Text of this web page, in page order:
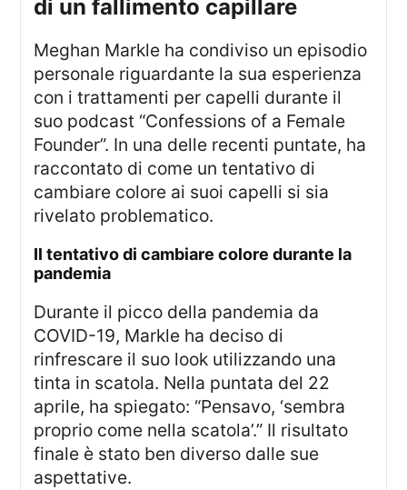
di un fallimento capillare
Meghan Markle ha condiviso un episodio
personale riguardante la sua esperienza
con i trattamenti per capelli durante il
suo podcast “Confessions of a Female
Founder”. In una delle recenti puntate, ha
raccontato di come un tentativo di
cambiare colore ai suoi capelli si sia
rivelato problematico.
il tentativo di cambiare colore durante la
pandemia
Durante il picco della pandemia da
COVID-19, Markle ha deciso di
rinfrescare il suo look utilizzando una
tinta in scatola. Nella puntata del 22
aprile, ha spiegato: “Pensavo, ‘sembra
proprio come nella scatola’.” Il risultato
finale è stato ben diverso dalle sue
aspettative.